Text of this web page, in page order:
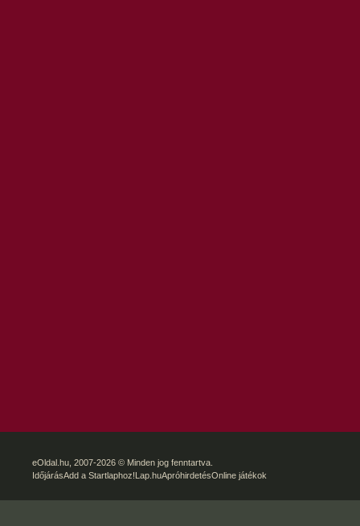
eOldal.hu , 2007-2026 © Minden jog fenntartva.
IdőjárásAdd a Startlaphoz!Lap.huApróhirdetésOnline játékok